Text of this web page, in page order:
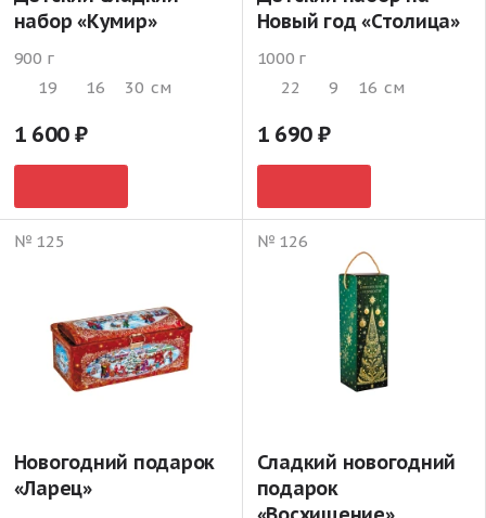
набор «Кумир»
900 г
19
16 30 см
1 600
Новый год «Столица»
1000 г
22
9 16 см
1 690
№ 125
Новогодний подарок
«Ларец»
№ 126
Сладкий новогодний
подарок